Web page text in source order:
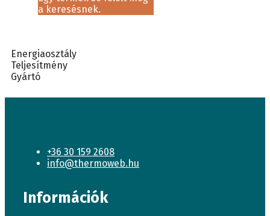
a keresésnek.
Energiaosztály
Teljesítmény
Gyártó
+36 30 159 2608
info@thermoweb.hu
Információk